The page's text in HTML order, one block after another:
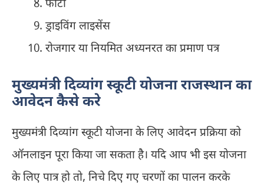
फोटो
ड्राइविंग लाइसेंस
रोजगार या नियमित अध्यनरत का प्रमाण पत्र
मुख्यमंत्री दिव्यांग स्कूटी योजना राजस्थान का
आवेदन कैसे करे
मुख्यमंत्री दिव्यांग स्कूटी योजना के लिए आवेदन प्रक्रिया को
ऑनलाइन पूरा किया जा सकता है। यदि आप भी इस योजना
के लिए पात्र हो तो, निचे दिए गए चरणों का पालन करके